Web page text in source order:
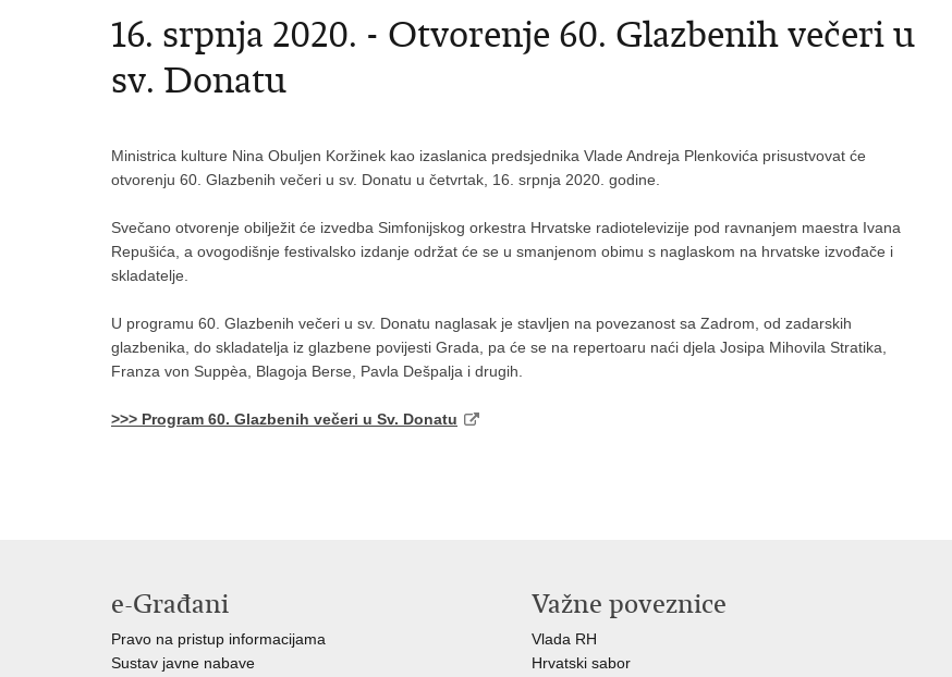
16. srpnja 2020. - Otvorenje 60. Glazbenih večeri u
sv. Donatu
Ministrica kulture Nina Obuljen Koržinek kao izaslanica predsjednika Vlade Andreja Plenkovića prisustvovat će
otvorenju 60. Glazbenih večeri u sv. Donatu u četvrtak, 16. srpnja 2020. godine.
Svečano otvorenje obilježit će izvedba Simfonijskog orkestra Hrvatske radiotelevizije pod ravnanjem maestra Ivana
Repušića, a ovogodišnje festivalsko izdanje održat će se u smanjenom obimu s naglaskom na hrvatske izvođače i
skladatelje.
U programu 60. Glazbenih večeri u sv. Donatu naglasak je stavljen na povezanost sa Zadrom, od zadarskih
glazbenika, do skladatelja iz glazbene povijesti Grada, pa će se na repertoaru naći djela Josipa Mihovila Stratika,
Franza von Suppèa, Blagoja Berse, Pavla Dešpalja i drugih.
>>> Program 60. Glazbenih večeri u Sv. Donatu
e-Građani
Pravo na pristup informacijama
Sustav javne nabave
Važne poveznice
Vlada RH
Hrvatski sabor